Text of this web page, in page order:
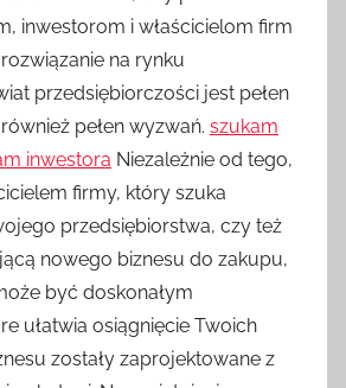
inwestorom i właścicielom firm
na rynku
przedsiębiorczości jest pełen
pełen wyzwań. szukam
inwestora Niezależnie od tego,
firmy, który szuka
przedsiębiorstwa, czy też
nowego biznesu do zakupu,
być doskonałym
ułatwia osiągnięcie Twoich
zostały zaprojektowane z